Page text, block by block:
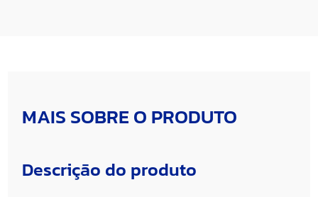
MAIS SOBRE O PRODUTO
Descrição do produto